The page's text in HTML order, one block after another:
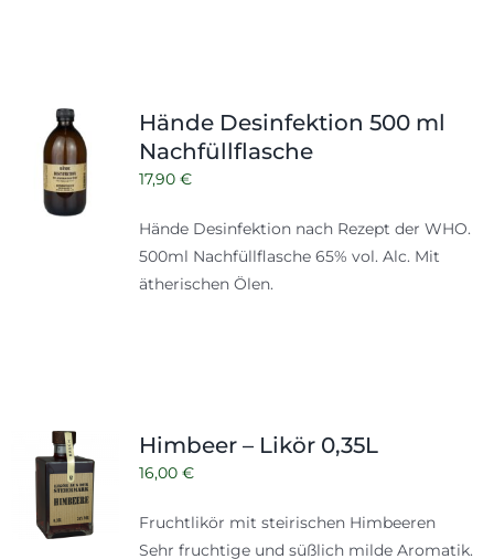
Hände Desinfektion 500 ml
Nachfüllflasche
17,90 €
Hände Desinfektion nach Rezept der WHO.
500ml Nachfüllflasche65% vol. Alc. Mit
ätherischen Ölen.
Himbeer – Likör 0,35L
16,00 €
Fruchtlikör mit steirischen Himbeeren
Sehr fruchtige und süßlich milde Aromatik.